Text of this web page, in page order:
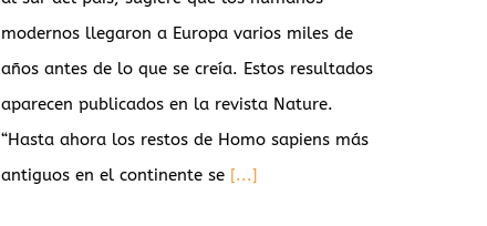
modernos llegaron a Europa varios miles de
años antes de lo que se creía. Estos resultados
aparecen publicados en la revista Nature.
“Hasta ahora los restos de Homo sapiens más
antiguos en el continente se [...]